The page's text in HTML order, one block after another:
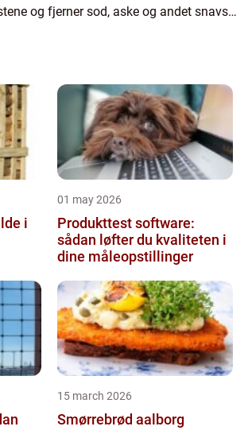
og fjerner sod, aske og andet snavs,
i
01 may 2026
Produkttest software:
sådan løfter du kvaliteten i
dine måleopstillinger
15 march 2026
Smørrebrød aalborg